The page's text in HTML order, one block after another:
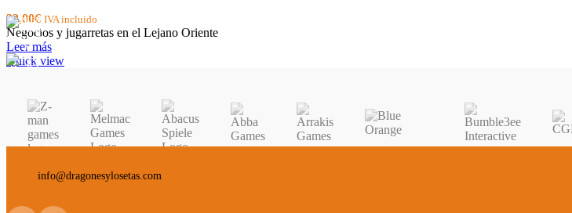
32,00€ IVA incluido
Negocios y jugarretas en el Lejano Oriente
Leer más
Quick view
info@dragonesylosetas.com